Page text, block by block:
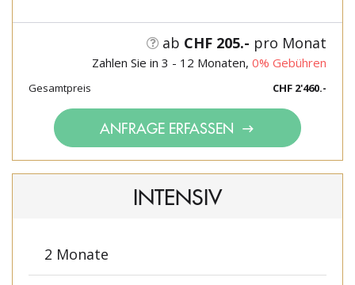
ab CHF 205.- pro Monat
Zahlen Sie in 3 - 12 Monaten, 0% Gebühren
Gesamtpreis CHF 2'460.-
ANFRAGE ERFASSEN
INTENSIV
2 Monate